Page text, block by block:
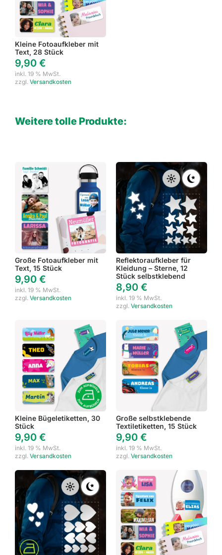
Kleine Fotoaufkleber mit
Text, 28 Stück
9,90 €
inkl. 19 % MwSt.
zzgl. Versandkosten
Weitere tolle Produkte:
Große Fotoaufkleber mit
Text, 15 Stück
9,90 €
inkl. 19 % MwSt.
zzgl. Versandkosten
Reflektoraufkleber für
Kleidung – Sterne, 12
Stück selbstklebend
8,90 €
inkl. 19 % MwSt.
zzgl. Versandkosten
Kleine Bügeletiketten, 30
Stück
9,90 €
inkl. 19 % MwSt.
zzgl. Versandkosten
Große selbstklebende
Textiletiketten, 15 Stück
9,90 €
inkl. 19 % MwSt.
zzgl. Versandkosten